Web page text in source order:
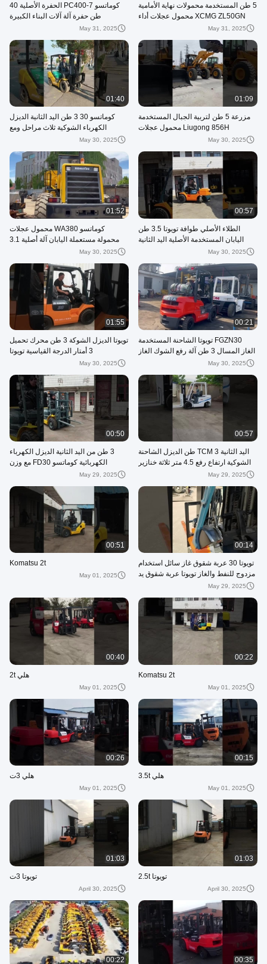
5 طن المستخدمة محمولات نهاية الأمامية
XCMG ZL50GN محمول عجلات أداء
May 31, 2025
كوماتسو PC400-7 الحفرة الأصلية 40
طن حفرة آلة آلات البناء الكبيرة
May 31, 2025
01:09
مزرعة 5 طن لتربية الجبال المستخدمة
Liugong 856H محمول عجلات
المستخدمة المحمول الأماميMay 30, 2025
01:40
كوماتسو 30 3 طن اليد الثانية الديزل
الكهرباء الشوكية ثلاث مراحل ومع
May 30, 2025
00:57
الطلاء الأصلي طوافة تويوتا 3.5 طن
اليابان المستخدمة الأصلية اليد الثانية
May 30, 2025
01:52
كوماتسو WA380 محمول عجلات
محمولة مستعملة اليابان آلة أصلية 3.1
May 30, 2025
00:21
FGZN30 تويوتا الشاحنة المستخدمة
الغاز المسال 3 طن آلة رفع الشوك الغاز
May 30, 2025
01:55
تويوتا الديزل الشوكة 3 طن محرك تحميل
3 أمتار الدرجة القياسية تويوتا
May 30, 2025
00:57
اليد الثانية TCM 3 طن الديزل الشاحنة
الشوكية ارتفاع رفع 4.5 متر ثلاثة خنازير
May 29, 2025
00:50
3 طن من اليد الثانية الديزل الكهرباء
الكهربائية كوماتسو FD30 مع وزن
May 29, 2025
00:14
تويوتا 30 عربة شقوق غاز سائل استخدام
مزدوج للنفط والغاز تويوتا عربة شقوق يد
May 29, 2025
00:51
Komatsu 2t
May 01, 2025
00:22
Komatsu 2t
May 01, 2025
00:40
هلي 2t
May 01, 2025
00:15
هلي 3.5t
May 01, 2025
00:26
هلي 3ت
May 01, 2025
01:03
تويوتا 2.5t
April 30, 2025
01:03
تويوتا 3ت
April 30, 2025
00:35
00:22